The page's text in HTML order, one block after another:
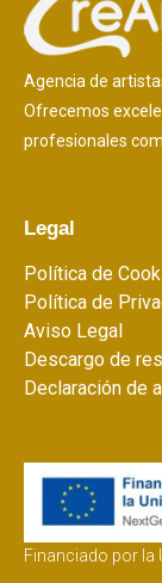
Agencia de
Ofrecemos
profesionales
Legal
Política de
Política de
Aviso Legal
Descargo de
Declaración de
Financiado por la